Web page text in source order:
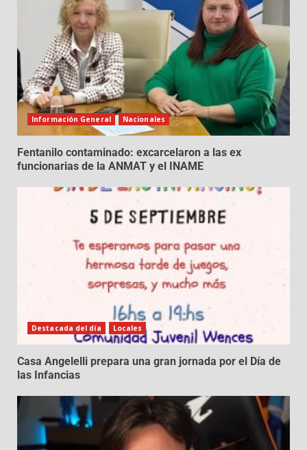
Información General Nacionales
Fentanilo contaminado: excarcelaron a las ex
funcionarias de la ANMAT y el INAME
Destacada del día Locales
Casa Angelelli prepara una gran jornada por el Día de
las Infancias